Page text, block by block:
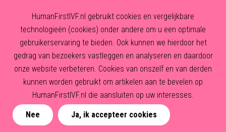
HumanFirstIVF.nl gebruikt cookies en vergelijkbare
technologieën (cookies) onder andere om u een optimale
gebruikerservaring te bieden. Ook kunnen we hierdoor het
gedrag van bezoekers vastleggen en analyseren en daardoor
onze website verbeteren. Cookies van onszelf en van derden
kunnen worden gebruikt om artikelen aan te bevelen op
HumanFirstIVF.nl die aansluiten op uw interesses.
Nee Ja, ik accepteer cookies